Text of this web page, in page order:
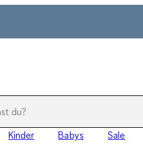
Kinder Babys Sale